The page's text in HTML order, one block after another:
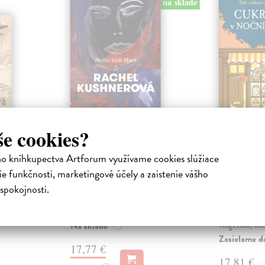
cookies?
kníhkupectva Artforum využívame cookies slúžiace
funkčnosti, marketingové účely a zaistenie vášho
malinko
Noční klub Mars
Kushnerová Rachel| Kniha
Hlubokou nocí projíždí autobus se
Na sklade ?
17,77 €
uličce
Okouzlující
příběhů
Kogetsua,
Zasielame
17,81 €